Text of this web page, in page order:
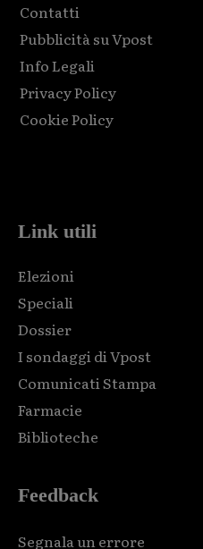
Contatti
Pubblicità su Vpost
Info Legali
Privacy Policy
Cookie Policy
Link utili
Elezioni
Speciali
Dossier
I sondaggi di Vpost
Comunicati Stampa
Farmacie
Biblioteche
Feedback
Segnala un errore